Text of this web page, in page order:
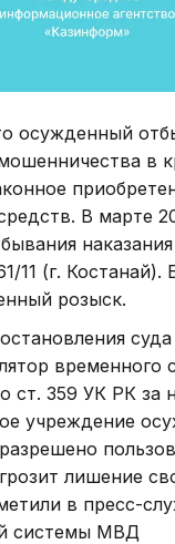
осужденный
в
В марте
11 (г. Костанай).
розыск.
суда
временного
ст. 359 УК РК за
учреждение
лишение
в пресс-
системы МВД